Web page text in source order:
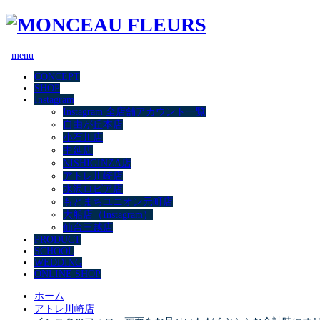
menu
CONCEPT
SHOP
Instagram
Instagram 全店舗アカウント一覧
自由が丘本店
小石川店
中延店
NISHIGINZA店
アトレ川崎店
水沢ロピア店
もとまちユニオン元町店
大船店（Instagram）
仙台三越店
PRODUCT
SCHOOL
WEDDING
ONLINE SHOP
ホーム
アトレ川崎店